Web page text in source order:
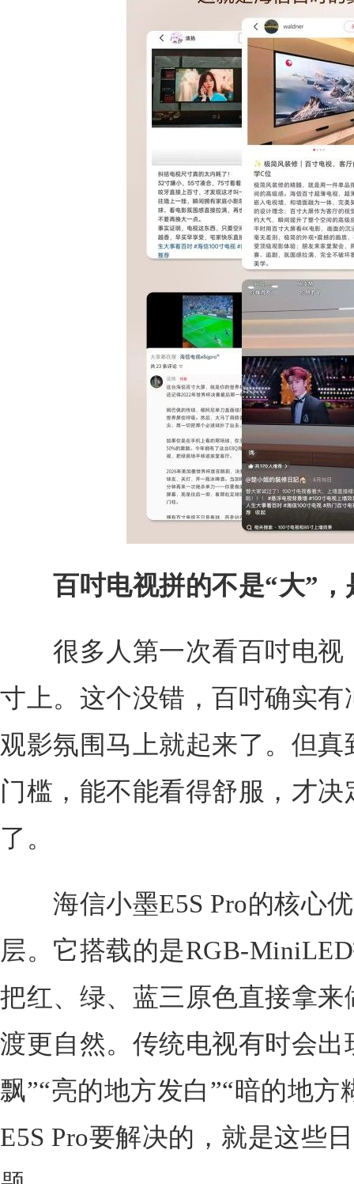
百吋电视拼的不是“大”，
很多人第一次看百吋电视
寸上。这个没错，百吋确实
观影氛围马上就起来了。但
门槛，能不能看得舒服，才
了。
海信小墨E5S Pro的核心优
层。它搭载的是RGB-
把红、绿、蓝三原色直接拿
渡更自然。传统电视有时会出
飘”“亮的地方发白”“暗的地
E5S Pro要解决的，就是这些